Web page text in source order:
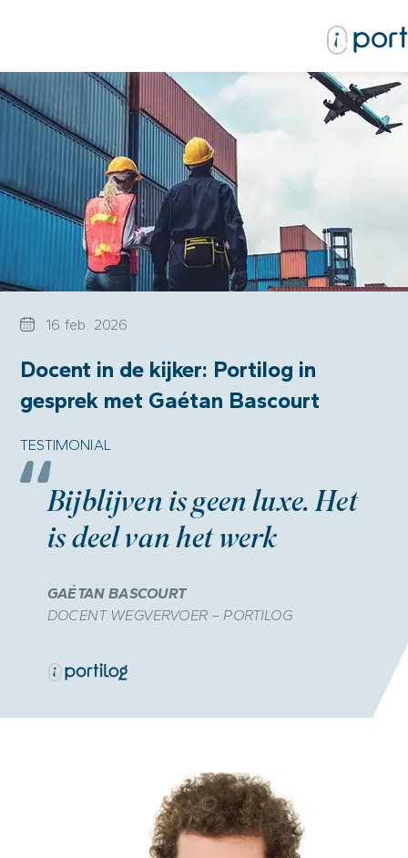
16 feb. 2026
Docent in de kijker: Portilog in
gesprek met Gaétan Bascourt
TESTIMONIAL
Bijblijven is geen luxe. Het
is deel van het werk
GAÉTAN BASCOURT
DOCENT WEGVERVOER – PORTILOG